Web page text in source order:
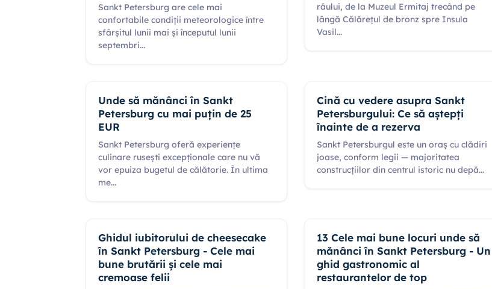
Sankt Petersburg are cele mai
confortabile condiții meteorologice între
sfârșitul lunii mai și începutul lunii
septembri...
râului, de la Muzeul Ermitaj trecând pe
lângă Călărețul de bronz spre Insula
Vasil...
Unde să mănânci în Sankt
Petersburg cu mai puțin de 25
EUR
Sankt Petersburg oferă experiențe
culinare rusești excepționale care nu vă
vor epuiza bugetul de călătorie. În ultima
me...
Cină cu vedere asupra Sankt
Petersburgului: Ce să aștepți
înainte de a rezerva
Sankt Petersburgul este un oraș cu clădiri
joase, conform legii — majoritatea
construcțiilor din centrul istoric nu depă...
Ghidul iubitorului de cheesecake
în Sankt Petersburg - Cele mai
bune brutării și cele mai
cremoase felii
13 Cele mai bune locuri unde să
mănânci în Sankt Petersburg - Un
ghid gastronomic al
restaurantelor de top